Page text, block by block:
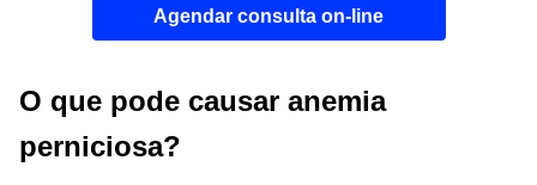
Agendar consulta on-line
O que pode causar anemia
perniciosa?